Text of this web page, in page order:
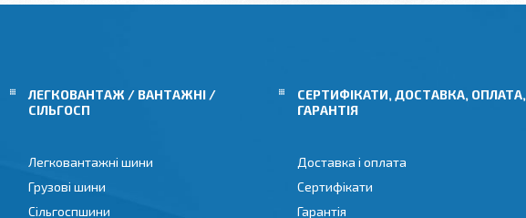
ЛЕГКОВАНТАЖ / ВАНТАЖНІ /
СІЛЬГОСП
Легковантажні шини
Грузові шини
Сільгоспшини
СЕРТИФІКАТИ, ДОСТАВКА, ОПЛАТА,
ГАРАНТІЯ
Доставка і оплата
Сертифікати
Гарантія